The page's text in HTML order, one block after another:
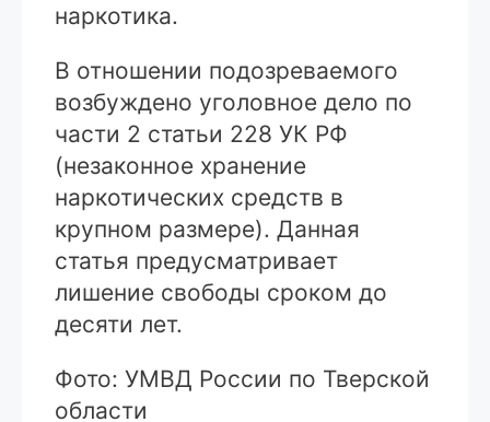
наркотика.
В отношении подозреваемого
возбуждено уголовное дело по
части 2 статьи 228 УК РФ
(незаконное хранение
наркотических средств в
крупном размере). Данная
статья предусматривает
лишение свободы сроком до
десяти лет.
Фото: УМВД России по Тверской
области